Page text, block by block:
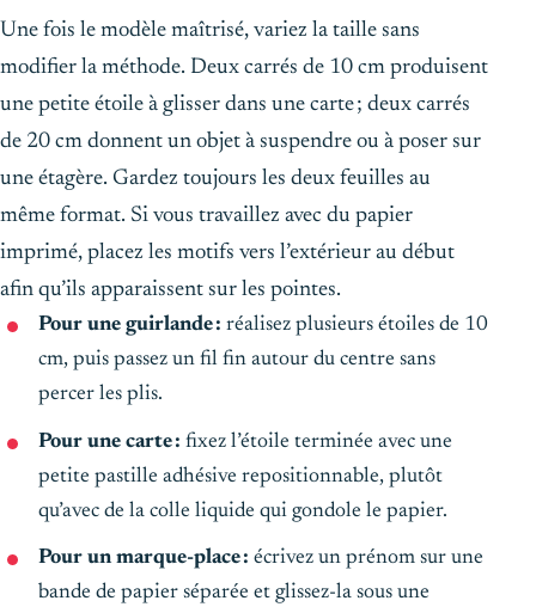
Une fois le modèle maîtrisé, variez la taille sans
modifier la méthode. Deux carrés de 10 cm produisent
une petite étoile à glisser dans une carte ; deux carrés
de 20 cm donnent un objet à suspendre ou à poser sur
une étagère. Gardez toujours les deux feuilles au
même format. Si vous travaillez avec du papier
imprimé, placez les motifs vers l’extérieur au début
afin qu’ils apparaissent sur les pointes.
Pour une guirlande : réalisez plusieurs étoiles de 10
cm, puis passez un fil fin autour du centre sans
percer les plis.
Pour une carte : fixez l’étoile terminée avec une
petite pastille adhésive repositionnable, plutôt
qu’avec de la colle liquide qui gondole le papier.
Pour un marque-place : écrivez un prénom sur une
bande de papier séparée et glissez-la sous une